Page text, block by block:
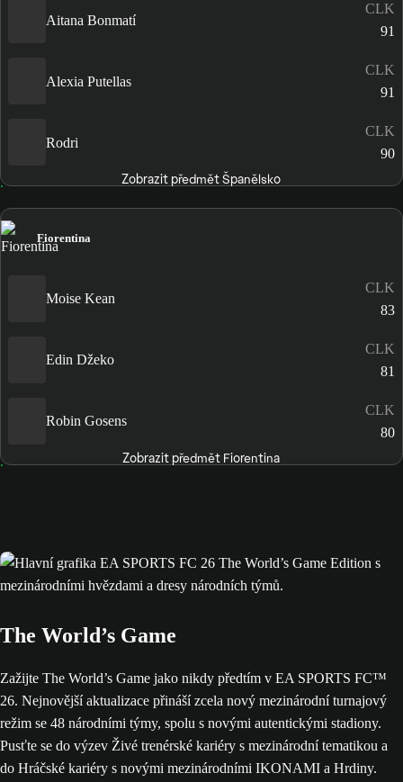
Aitana Bonmatí
CLK
91
Alexia Putellas
CLK
91
Rodri
CLK
90
Zobrazit předmět Španělsko
Fiorentina
Moise Kean
CLK
83
Edin Džeko
CLK
81
Robin Gosens
CLK
80
Zobrazit předmět Fiorentina
The World’s Game
Zažijte The World’s Game jako nikdy předtím v EA SPORTS FC™
26. Nejnovější aktualizace přináší zcela nový mezinárodní turnajový
režim se 48 národními týmy, spolu s novými autentickými stadiony.
Pusťte se do výzev Živé trenérské kariéry s mezinárodní tematikou a
do Hráčské kariéry s novými mezinárodními IKONAMI a Hrdiny.